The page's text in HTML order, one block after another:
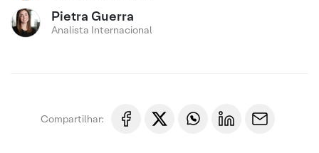
Pietra Guerra
Analista Internacional
Compartilhar: